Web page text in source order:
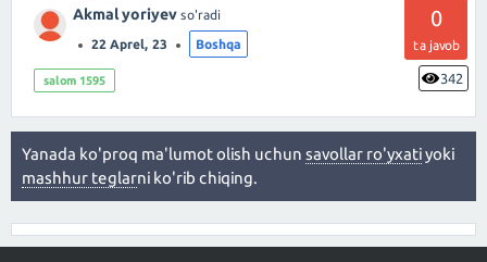
0
ta javob
342
Akmal yoriyev so'radi
22 Aprel, 23 Boshqa
salom 1595
Yanada ko'proq ma'lumot olish uchun savollar ro'yxatiyoki
mashhur teglarni ko'rib chiqing.